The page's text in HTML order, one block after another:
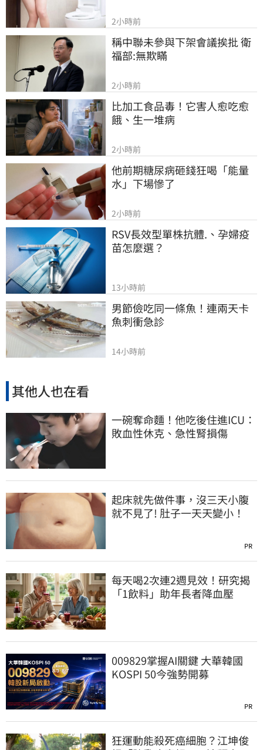
2小時前
稱中聯未參與下架會議挨批 衛
福部:無欺瞞
2小時前
比加工食品毒！它害人愈吃愈
餓、生一堆病
2小時前
他前期糖尿病砸錢狂喝「能量
水」下場慘了
2小時前
RSV長效型單株抗體.、孕婦疫
苗怎麼選？
13小時前
男節儉吃同一條魚！連兩天卡
魚刺衝急診
14小時前
其他人也在看
一碗奪命麵！他吃後住進ICU：
敗血性休克、急性腎損傷
起床就先做件事，沒三天小腹
就不見了! 肚子一天天變小！
PR
每天喝2次連2週見效！研究揭
「1飲料」助年長者降血壓
009829掌握AI關鍵 大華韓國
KOSPI 50今強勢開募
PR
狂運動能殺死癌細胞？江坤俊